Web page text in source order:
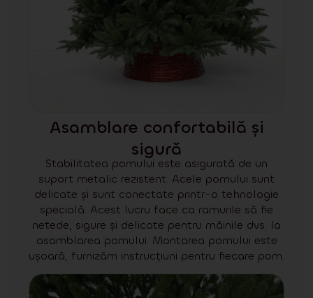
Asamblare confortabilă și
sigură
Stabilitatea pomului este asigurată de un
suport metalic rezistent. Acele pomului sunt
delicate și sunt conectate printr-o tehnologie
specială. Acest lucru face ca ramurile să fie
netede, sigure și delicate pentru mâinile dvs. la
asamblarea pomului. Montarea pomului este
ușoară, furnizăm instrucțiuni pentru fiecare pom.